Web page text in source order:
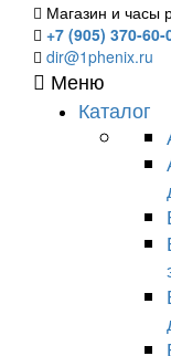
Магазин и часы
+7 (905) 370-60-
dir@1phenix.ru
Меню
Каталог